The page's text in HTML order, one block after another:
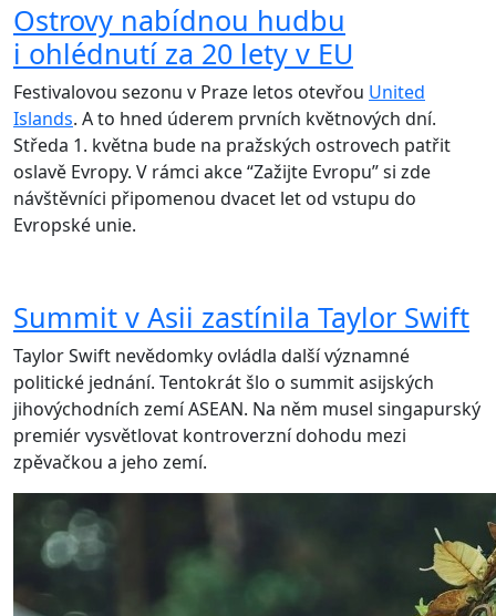
Ostrovy nabídnou hudbu
i ohlédnutí za 20 lety v EU
Festivalovou sezonu v Praze letos otevřou United
Islands. A to hned úderem prvních květnových dní.
Středa 1. května bude na pražských ostrovech patřit
oslavě Evropy. V rámci akce “Zažijte Evropu” si zde
návštěvníci připomenou dvacet let od vstupu do
Evropské unie.
Summit v Asii zastínila Taylor Swift
Taylor Swift nevědomky ovládla další významné
politické jednání. Tentokrát šlo o summit asijských
jihovýchodních zemí ASEAN. Na něm musel singapurský
premiér vysvětlovat kontroverzní dohodu mezi
zpěvačkou a jeho zemí.